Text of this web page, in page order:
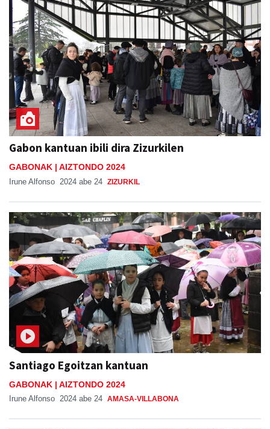
Gabon kantuan ibili dira Zizurkilen
GABONAK | AIZTONDO 2024
Irune Alfonso 2024 abe 24 ZIZURKIL
Santiago Egoitzan kantuan
GABONAK | AIZTONDO 2024
Irune Alfonso 2024 abe 24 AMASA-VILLABONA